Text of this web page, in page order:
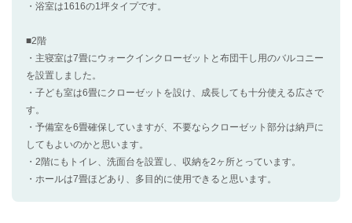
・浴室は1616の1坪タイプです。
■2階
・主寝室は7畳にウォークインクローゼットと布団干し用のバルコニー
を設置しました。
・子ども室は6畳にクローゼットを設け、成長しても十分使える広さで
す。
・予備室を6畳確保していますが、不要ならクローゼット部分は納戸に
してもよいのかと思います。
・2階にもトイレ、洗面台を設置し、収納を2ヶ所とっています。
・ホールは7畳ほどあり、多目的に使用できると思います。